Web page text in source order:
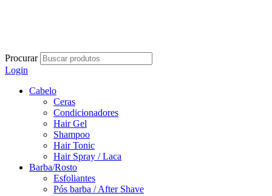
Procurar
Login
Cabelo
Ceras
Condicionadores
Hair Gel
Shampoo
Hair Tonic
Hair Spray / Laca
Barba/Rosto
Esfoliantes
Pós barba / After Shave